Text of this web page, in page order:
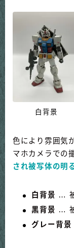
白背景
色により雰囲気
マホカメラでの
され被写体の明
白背景 …
黒背景 …
グレー背景